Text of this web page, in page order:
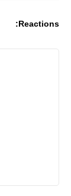
Reactions: